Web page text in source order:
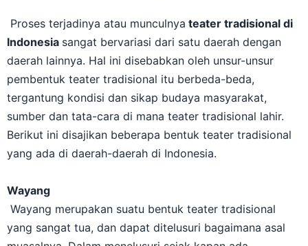
Proses terjadinya atau munculnya
teater tradisional di
Indonesia sangat bervariasi dari satu daerah dengan
daerah lainnya. Hal ini disebabkan oleh unsur-unsur
pembentuk teater tradisional itu berbeda-beda,
tergantung kondisi dan sikap budaya masyarakat,
sumber dan tata-cara di mana teater tradisional lahir.
Berikut ini disajikan beberapa bentuk teater tradisional
yang ada di daerah-daerah di Indonesia.
Wayang
Wayang merupakan suatu bentuk teater tradisional
yang sangat tua, dan dapat ditelusuri bagaimana asal
muasalnya. Dalam menelusuri sejak kapan ada